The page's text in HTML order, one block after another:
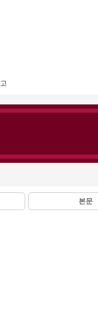
본문